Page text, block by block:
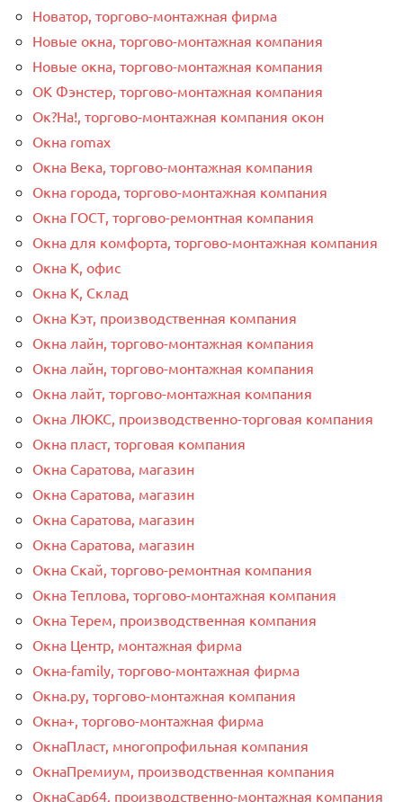
Новатор, торгово-монтажная фирма
Новые окна, торгово-монтажная компания
Новые окна, торгово-монтажная компания
ОК Фэнстер, торгово-монтажная компания
Ок?На!, торгово-монтажная компания окон
Окна romax
Окна Века, торгово-монтажная компания
Окна города, торгово-монтажная компания
Окна ГОСТ, торгово-ремонтная компания
Окна для комфорта, торгово-монтажная компания
Окна К, офис
Окна К, Склад
Окна Кэт, производственная компания
Окна лайн, торгово-монтажная компания
Окна лайн, торгово-монтажная компания
Окна лайт, торгово-монтажная компания
Окна ЛЮКС, производственно-торговая компания
Окна пласт, торговая компания
Окна Саратова, магазин
Окна Саратова, магазин
Окна Саратова, магазин
Окна Саратова, магазин
Окна Скай, торгово-ремонтная компания
Окна Теплова, торгово-монтажная компания
Окна Терем, производственная компания
Окна Центр, монтажная фирма
Окна-family, торгово-монтажная фирма
Окна.ру, торгово-монтажная компания
Окна+, торгово-монтажная фирма
ОкнаПласт, многопрофильная компания
ОкнаПремиум, производственная компания
ОкнаСар64, производственно-монтажная компания